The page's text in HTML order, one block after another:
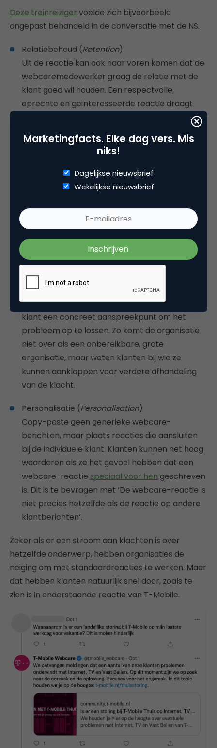
Deze treinreiziger voelde zich bijvoorbeeld
ongepast behandeld in de conversatie met de NS.
Relatiebehoud (Retention)
Uit de reactie kan ook naar voren komen dat de
webcaremedewerker graag de relatie met de
klant goed wil houden. Een respectvolle,
oprechte en geïnteresseerde reactie draagt
antwoorden op ‘De organisatie wil mij graag als
gewaardeerde klant behouden’ of ‘De
organisatie wil graag de relatie met mij
voortzetten’.
Tot slot is het ook waardevol als er verdieping is van
beide gesprekspartners: de webcare-medewerker
kan meer van zichzelf blootgeven en de reactie
personaliseren op de klant.
Eigenaarschap (
Als medewerkers hun naam, e-mailadres en
andere contactgegevens delen, dan heeft de
klant een concreet aanspreekpunt om het
probleem op te lossen. Zo komt de organisatie
niet over als een onbereikbare, grote
organisatie, maar weten klanten bij wie ze
kunnen aankloppen voor verdere afhandeling
van de klacht.
Personalisatie (Personalisation)
Copy-paste geen generieke webcare-
berichten, maar plaats reacties die aansluiten
bij de individuele klant. Klanten kunnen het hoog
waarderen als ze het gevoel hebben dat een
webcare-reactie speciaal voor hen geschreven
is. Dit is te bevragen met ‘De webcare-reactie is
niet precies hetzelfde als de reactie op andere
klantberichten’.
Zeker als er een stroom aan klachten is over
hetzelfde onderwerp, hebben organisaties de
neiging om met standaardreacties te werken. Maar
dat hebben klanten natuurlijk snel door, zoals te
zien is in onderstaande reactie van T-Mobile.
Marketingfacts. Elke dag vers. Mis
niks!
Dagelijkse nieuwsbrief
Wekelijkse nieuwsbrief